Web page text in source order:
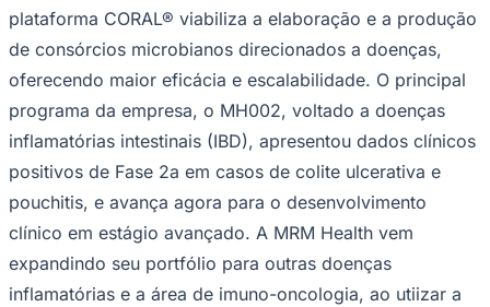
Fluminense
plataforma CORAL® viabiliza a elaboração e a produção
de consórcios microbianos direcionados a doenças,
oferecendo maior eficácia e escalabilidade. O principal
programa da empresa, o MH002, voltado a doenças
inflamatórias intestinais (IBD), apresentou dados clínicos
positivos de Fase 2a em casos de colite ulcerativa e
pouchitis, e avança agora para o desenvolvimento
clínico em estágio avançado. A MRM Health vem
expandindo seu portfólio para outras doenças
inflamatórias e a área de imuno-oncologia, ao utiizar a